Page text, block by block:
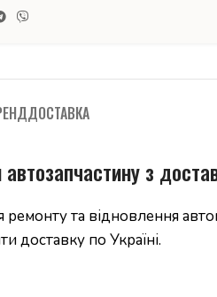
ДОСТАВКА
з
та відновлення
доставку по Україні.